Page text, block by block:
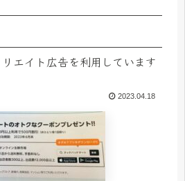
エイト広告を利用しています
2023.04.18